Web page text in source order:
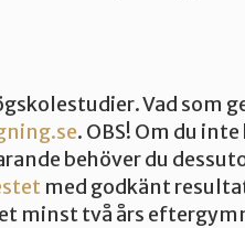
Vad som
. OBS! Om du
behöver du
med godkänt
minst två års